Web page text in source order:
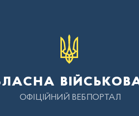
ОФІЦІЙНИЙ ВЕБПОРТАЛ